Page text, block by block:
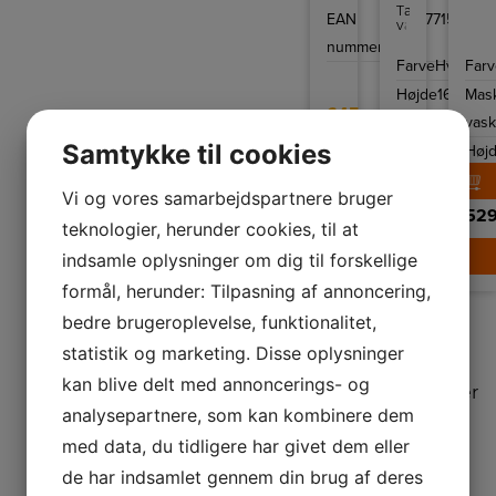
ideel
vedkommende,
ømme
ønsker
at
musklerne
op
inden
en
hård
træningssession.
EAN
nummer
5010777150452
645,-
Takket
være
kontrolenhed
Nedis
elektriske
varmetæppe
frisk
brug
hver
gang.
FarveHvid
Højde160
1400
mm
Velvære
Det er
vigtigt at
forkæle
Vi er her
for at
hjælpe
dig
Samtykke til cookies
Vi og vores samarbejdspartnere bruger
teknologier, herunder cookies, til at
indsamle oplysninger om dig til forskellige
formål, herunder: Tilpasning af annoncering,
bedre brugeroplevelse, funktionalitet,
statistik og marketing. Disse oplysninger
kan blive delt med annoncerings- og
analysepartnere, som kan kombinere dem
med data, du tidligere har givet dem eller
de har indsamlet gennem din brug af deres